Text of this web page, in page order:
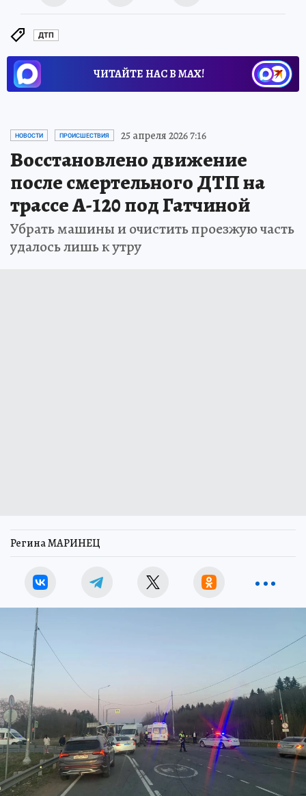
ДТП
ЧИТАЙТЕ НАС В МАХ!
НОВОСТИ ПРОИСШЕСТВИЯ 25 апреля 2026 7:16
Восстановлено движение
после смертельного ДТП на
трассе А-120 под Гатчиной
Убрать машины и очистить проезжую часть
удалось лишь к утру
Регина МАРИНЕЦ